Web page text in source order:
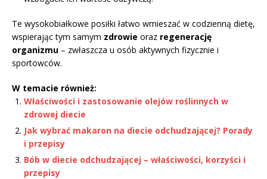
Te wysokobiałkowe posiłki łatwo wmieszać w codzienną dietę,
wspierając tym samym zdrowie oraz regenerację
organizmu – zwłaszcza u osób aktywnych fizycznie i
sportowców.
W temacie również:
Właściwości i zastosowanie olejów roślinnych w
zdrowej diecie
Jak wybrać makaron na diecie odchudzającej? Porady
i przepisy
Bób w diecie odchudzającej – właściwości, korzyści i
przepisy